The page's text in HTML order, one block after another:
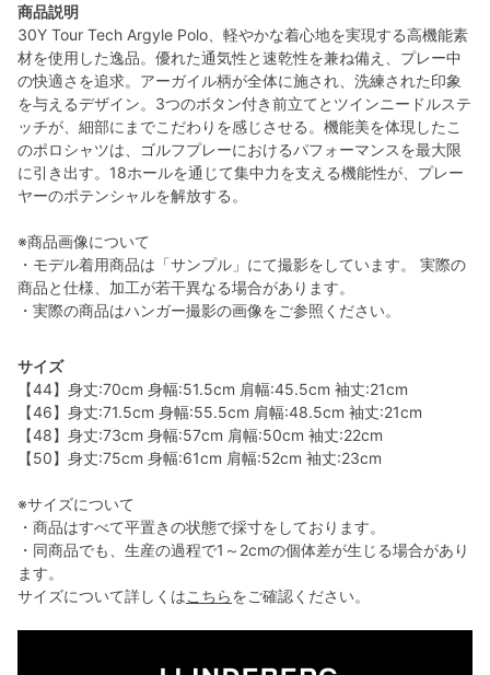
商品説明
30Y Tour Tech Argyle Polo、軽やかな着心地を実現する高機能素
材を使用した逸品。優れた通気性と速乾性を兼ね備え、プレー中
の快適さを追求。アーガイル柄が全体に施され、洗練された印象
を与えるデザイン。3つのボタン付き前立てとツインニードルステ
ッチが、細部にまでこだわりを感じさせる。機能美を体現したこ
のポロシャツは、ゴルフプレーにおけるパフォーマンスを最大限
に引き出す。18ホールを通じて集中力を支える機能性が、プレー
ヤーのポテンシャルを解放する。
※商品画像について
・モデル着用商品は「サンプル」にて撮影をしています。 実際の
商品と仕様、加工が若干異なる場合があります。
・実際の商品はハンガー撮影の画像をご参照ください。
サイズ
【44】身丈:70cm 身幅:51.5cm 肩幅:45.5cm 袖丈:21cm
【46】身丈:71.5cm 身幅:55.5cm 肩幅:48.5cm 袖丈:21cm
【48】身丈:73cm 身幅:57cm 肩幅:50cm 袖丈:22cm
【50】身丈:75cm 身幅:61cm 肩幅:52cm 袖丈:23cm
※サイズについて
・商品はすべて平置きの状態で採寸をしております。
・同商品でも、生産の過程で1～2cmの個体差が生じる場合があり
ます。
サイズについて詳しくはこちらをご確認ください。